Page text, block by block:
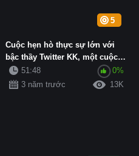
5
Cuộc hẹn hò thực sự lớn với
bậc thầy Twitter KK, một cuộc
hẹn hò thực sự với quý c...
51:48
0%
3 năm trước
13K